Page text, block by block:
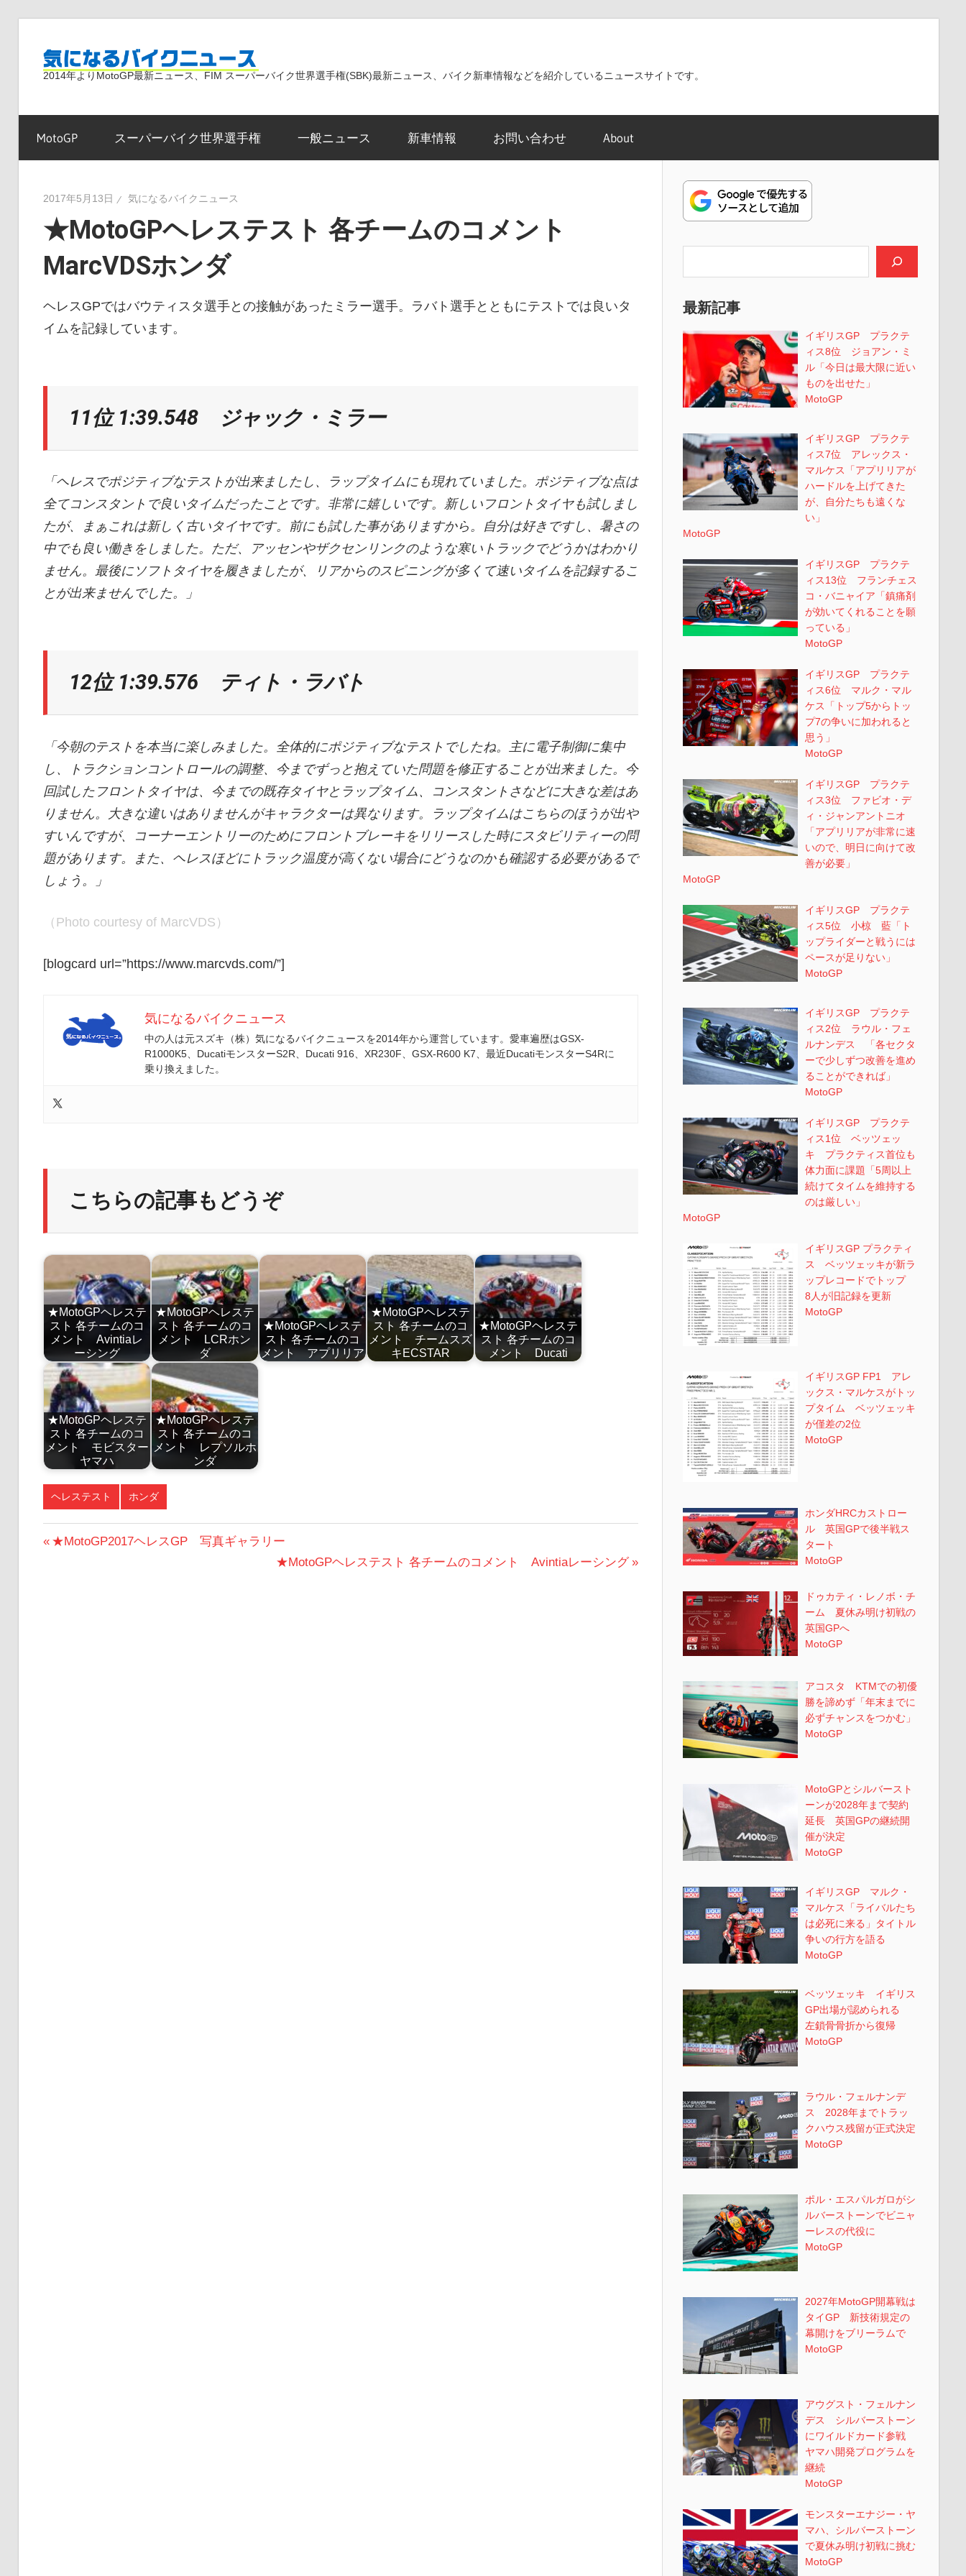
気
に
る
バ
ク
ニ
ュ
ー
2014年よりMotoGP最新ニュース、FIM スーパーバイク世界選手権(SBK)最新ニュース、バイク新車情報などを紹介しているニュースサイトです。
MotoGP スーパーバイク世界選手権 一般ニュース 新車情報 お問い合わせ About
2017年5月13日 気になるバイクニュース
★MotoGPヘレステスト 各チームのコメント
MarcVDSホンダ
ヘレスGPではバウティスタ選手との接触があったミラー選手。ラバト選手とともにテストでは良いタ
イムを記録しています。
11位 1:39.548 ジャック・ミラー
「ヘレスでポジティブなテストが出来ましたし、ラップタイムにも現れていました。ポジティブな点は
全てコンスタントで良いタイムだったことです。非常に嬉しいです。新しいフロントタイヤも試しまし
たが、まぁこれは新しく古いタイヤです。前にも試した事がありますから。自分は好きですし、暑さの
中でも良い働きをしました。ただ、アッセンやザクセンリンクのような寒いトラックでどうかはわかり
ません。最後にソフトタイヤを履きましたが、リアからのスピニングが多くて速いタイムを記録するこ
とが出来ませんでした。」
12位 1:39.576 ティト・ラバト
「今朝のテストを本当に楽しみました。全体的にポジティブなテストでしたね。主に電子制御に集中
し、トラクションコントロールの調整、今までずっと抱えていた問題を修正することが出来ました。今
回試したフロントタイヤは、今までの既存タイヤとラップタイム、コンスタントさなどに大きな差はあ
りません。大きな違いはありませんがキャラクターは異なります。ラップタイムはこちらのほうが出や
すいんですが、コーナーエントリーのためにフロントブレーキをリリースした時にスタビリティーの問
題があります。また、ヘレスほどにトラック温度が高くない場合にどうなのかも確認する必要があるで
しょう。」
（Photo courtesy of MarcVDS）
[blogcard url=”https://www.marcvds.com/”]
気になるバイクニュース
中の人は元スズキ（株）気になるバイクニュースを2014年から運営しています。愛車遍歴はGSX-
R1000K5、DucatiモンスターS2R、Ducati 916、XR230F、GSX-R600 K7、最近DucatiモンスターS4Rに
乗り換えました。
こちらの記事もどうぞ
★MotoGPヘレステ
スト 各チームのコ
メント Avintiaレ
ーシング
★MotoGPヘレステ
スト 各チームのコ
メント LCRホン
ダ
★MotoGPヘレステ
スト 各チームのコ
メント アプリリア
★MotoGPヘレステ
スト 各チームのコ
メント チームスズ
キECSTAR
★MotoGPヘレステ
スト 各チームのコ
メント Ducati
★MotoGPヘレステ
スト 各チームのコ
メント モビスター
ヤマハ
★MotoGPヘレステ
スト 各チームのコ
メント レプソルホ
ンダ
ヘレステスト ホンダ
投
前
★MotoGP2017ヘレスGP 写真ギャラリー
次
★MotoGPヘレステスト 各チームのコメント Avintiaレーシング
最新記事
イギリスGP プラクテ
ィス8位 ジョアン・ミ
ル「今日は最大限に近い
ものを出せた」
MotoGP
イギリスGP プラクテ
ィス7位 アレックス・
マルケス「アプリリアが
ハードルを上げてきた
が、自分たちも遠くな
い」
MotoGP
イギリスGP プラクテ
ィス13位 フランチェス
コ・バニャイア「鎮痛剤
が効いてくれることを願
っている」
MotoGP
イギリスGP プラクテ
ィス6位 マルク・マル
ケス「トップ5からトッ
プ7の争いに加われると
思う」
MotoGP
イギリスGP プラクテ
ィス3位 ファビオ・デ
ィ・ジャンアントニオ
「アプリリアが非常に速
いので、明日に向けて改
善が必要」
MotoGP
イギリスGP プラクテ
ィス5位 小椋 藍「ト
ップライダーと戦うには
ペースが足りない」
MotoGP
イギリスGP プラクテ
ィス2位 ラウル・フェ
ルナンデス 「各セクタ
ーで少しずつ改善を進め
ることができれば」
MotoGP
イギリスGP プラクテ
ィス1位 ベッツェッ
キ プラクティス首位も
体力面に課題「5周以上
続けてタイムを維持する
のは厳しい」
MotoGP
イギリスGP プラクティ
ス ベッツェッキが新ラ
ップレコードでトップ
8人が旧記録を更新
MotoGP
イギリスGP FP1 アレ
ックス・マルケスがトッ
プタイム ベッツェッキ
が僅差の2位
MotoGP
ホンダHRCカストロー
ル 英国GPで後半戦ス
タート
MotoGP
ドゥカティ・レノボ・チ
ーム 夏休み明け初戦の
英国GPへ
MotoGP
アコスタ KTMでの初優
勝を諦めず「年末までに
必ずチャンスをつかむ」
MotoGP
MotoGPとシルバースト
ーンが2028年まで契約
延長 英国GPの継続開
催が決定
MotoGP
イギリスGP マルク・
マルケス「ライバルたち
は必死に来る」タイトル
争いの行方を語る
MotoGP
ベッツェッキ イギリス
GP出場が認められる
左鎖骨骨折から復帰
MotoGP
ラウル・フェルナンデ
ス 2028年までトラッ
クハウス残留が正式決定
MotoGP
ポル・エスパルガロがシ
ルバーストーンでビニャ
ーレスの代役に
MotoGP
2027年MotoGP開幕戦は
タイGP 新技術規定の
幕開けをブリーラムで
MotoGP
アウグスト・フェルナン
デス シルバーストーン
にワイルドカード参戦
ヤマハ開発プログラムを
継続
MotoGP
モンスターエナジー・ヤ
マハ、シルバーストーン
で夏休み明け初戦に挑む
MotoGP